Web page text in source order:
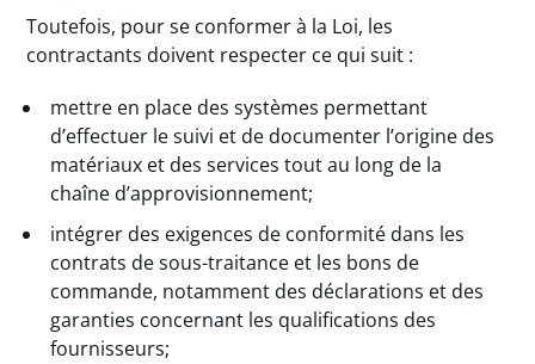
Toutefois, pour se conformer à la Loi, les
contractants doivent respecter ce qui suit :
mettre en place des systèmes permettant
d’effectuer le suivi et de documenter l’origine des
matériaux et des services tout au long de la
chaîne d’approvisionnement;
intégrer des exigences de conformité dans les
contrats de sous-traitance et les bons de
commande, notamment des déclarations et des
garanties concernant les qualifications des
fournisseurs;